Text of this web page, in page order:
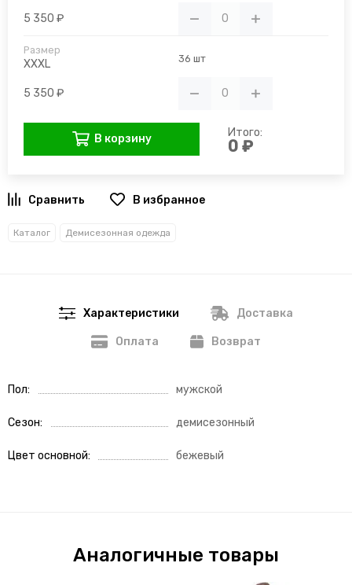
5 350 ₽
XXXL 36 шт
5 350 ₽
В корзину Итого:
0 ₽
В избранное
Каталог Демисезонная одежда
Характеристики Доставка
Оплата Возврат
Пол мужской
Сезон демисезонный
Цвет основной бежевый
Аналогичные товары